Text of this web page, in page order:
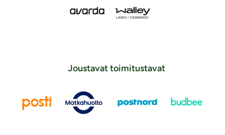
Joustavat toimitustavat